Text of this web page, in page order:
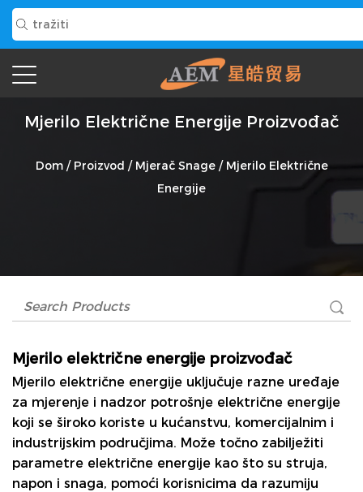
Mjerilo Električne Energije Proizvođač
Dom/ Proizvod / Mjerač Snage/ Mjerilo Električne
Energije
Mjerilo električne energije proizvođač
Mjerilo električne energije uključuje razne uređaje
za mjerenje i nadzor potrošnje električne energije
koji se široko koriste u kućanstvu, komercijalnim i
industrijskim područjima. Može točno zabilježiti
parametre električne energije kao što su struja,
napon i snaga, pomoći korisnicima da razumiju